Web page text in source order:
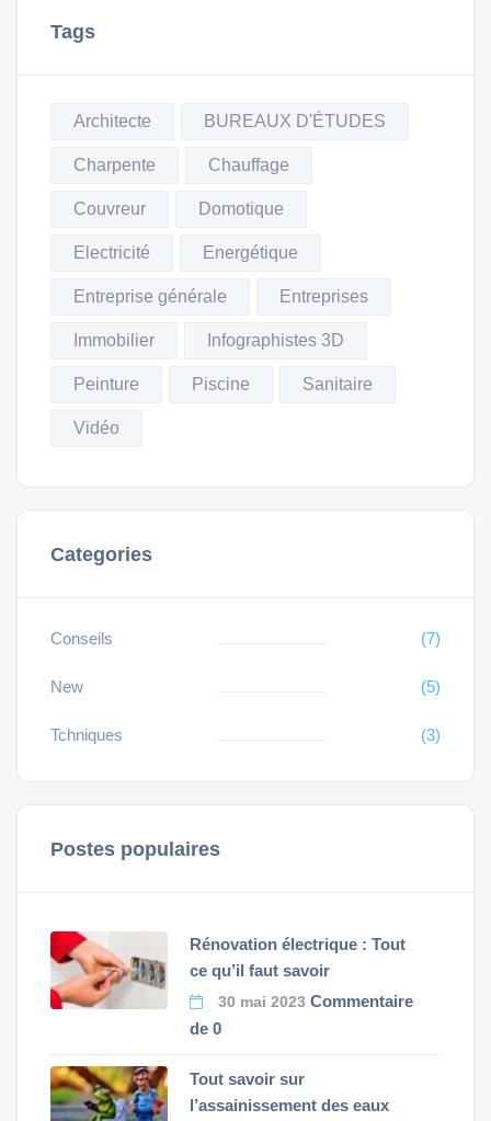
Tags
Architecte BUREAUX D'ÉTUDES
Charpente Chauffage
Couvreur Domotique
Electricité Energétique
Entreprise générale Entreprises
Immobilier Infographistes 3D
Peinture Piscine Sanitaire
Vidéo
Categories
Conseils (7)
New (5)
Tchniques (3)
Postes populaires
Rénovation électrique : Tout
ce qu’il faut savoir
30 mai 2023 Commentaire
de 0
Tout savoir sur
l’assainissement des eaux